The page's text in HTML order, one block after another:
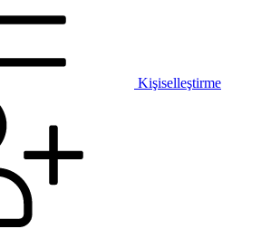
Kişiselleştirme